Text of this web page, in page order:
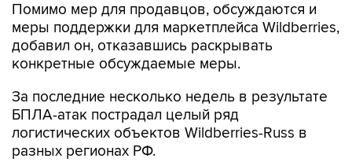
Помимо мер для продавцов, обсуждаются и
меры поддержки для маркетплейса Wildberries,
добавил он, отказавшись раскрывать
конкретные обсуждаемые меры.
За последние несколько недель в результате
БПЛА-атак пострадал целый ряд
логистических объектов Wildberries-Russ в
разных регионах РФ.